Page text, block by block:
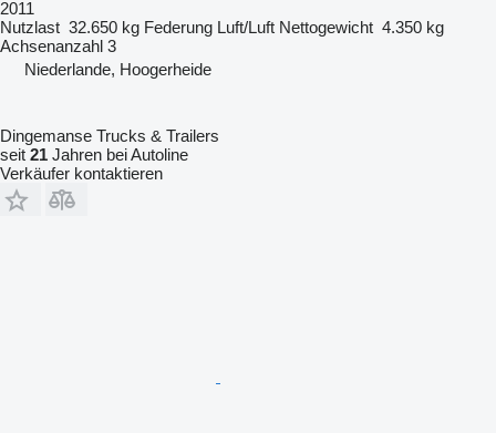
2011
Nutzlast 32.650 kg Federung Luft/Luft Nettogewicht 4.350 kg
Achsenanzahl 3
Niederlande, Hoogerheide
Dingemanse Trucks & Trailers
seit 21 Jahren bei Autoline
Verkäufer kontaktieren